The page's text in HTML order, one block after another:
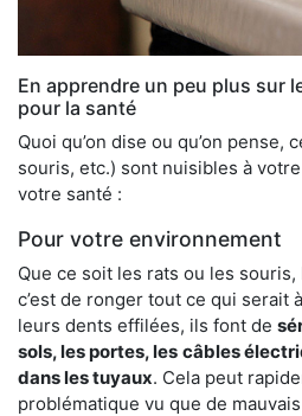
En apprendre un peu plus sur
pour la santé
Quoi qu’on dise ou qu’on pense,
souris, etc.) sont nuisibles à
votre santé :
Pour votre environnement
Que ce soit les rats ou les
c’est de ronger tout ce qui serait
leurs dents effilées, ils font de
sols, les portes, les câbles
dans les tuyaux. Cela peut
problématique vu que de